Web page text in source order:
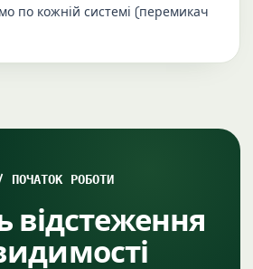
по кожній системі (перемикач
ПОЧАТОК РОБОТИ
відстеження